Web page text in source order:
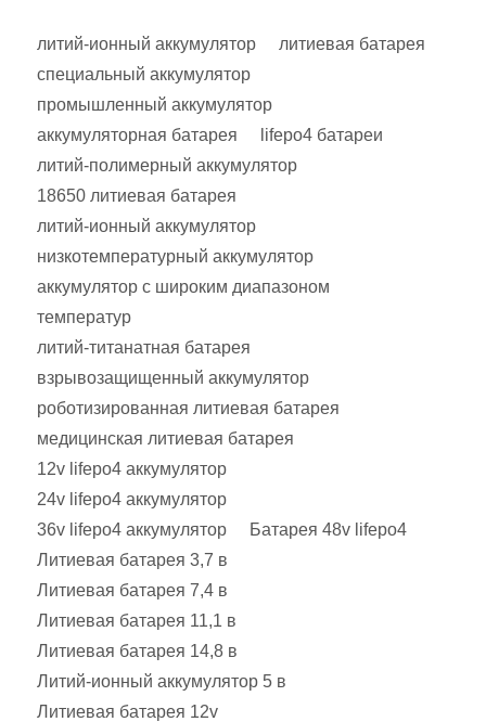
литий-ионный аккумулятор
литиевая батарея
специальный аккумулятор
промышленный аккумулятор
аккумуляторная батарея
lifepo4 батареи
литий-полимерный аккумулятор
18650 литиевая батарея
литий-ионный аккумулятор
низкотемпературный аккумулятор
аккумулятор с широким диапазоном
температур
литий-титанатная батарея
взрывозащищенный аккумулятор
роботизированная литиевая батарея
медицинская литиевая батарея
12v lifepo4 аккумулятор
24v lifepo4 аккумулятор
36v lifepo4 аккумулятор
Батарея 48v lifepo4
Литиевая батарея 3,7 в
Литиевая батарея 7,4 в
Литиевая батарея 11,1 в
Литиевая батарея 14,8 в
Литий-ионный аккумулятор 5 в
Литиевая батарея 12v